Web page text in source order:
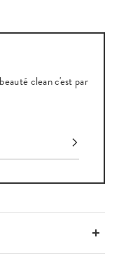
clean c'est par